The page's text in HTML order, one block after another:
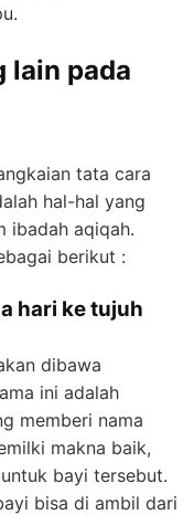
lain pada
tata cara
hal-hal yang
ibadah aqiqah.
berikut :
hari ke tujuh
dibawa
ini adalah
memberi nama
makna baik,
bayi tersebut.
bisa di ambil dari